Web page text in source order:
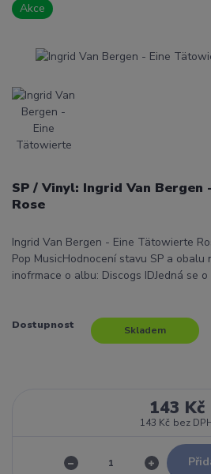
Akce
SP / Vinyl: Ingrid Van
Rose
Ingrid Van Bergen - Eine Tätowierte
Pop MusicHodnocení stavu SP a
inofrmace o albu: Discogs IDJedná se
Dostupnost Skladem
143 Kč
143 Kč bez